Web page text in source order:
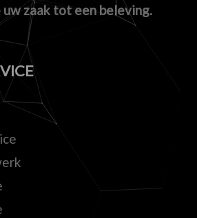
uw zaak tot een beleving.